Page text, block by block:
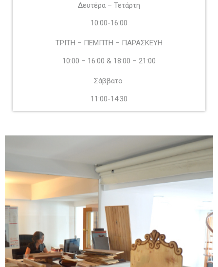
Δευτέρα – Τετάρτη
10:00-16:00
ΤΡΙΤΗ – ΠΕΜΠΤΗ – ΠΑΡΑΣΚΕΥΗ
10:00 – 16:00 & 18:00 – 21:00
Σάββατο
11:00-14:30